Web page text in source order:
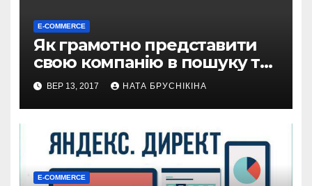
E-COMMERCE
Як грамотно представити
свою компанію в пошуку та
на картах Google (анонс)
ВЕР 13, 2017 НАТА БРУСНІКІНА
E-COMMERCE